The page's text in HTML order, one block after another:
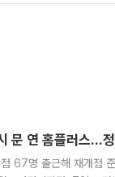
문 연 홈플러스…
점 67명 출근해 재개점